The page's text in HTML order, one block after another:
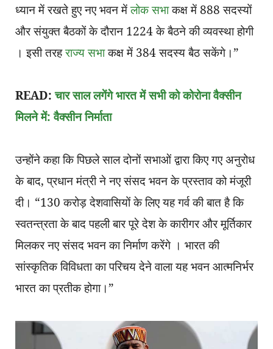
ध्यान में रखते हुए नए भवन मेंलोक सभाकक्ष में 888 सदस्यों
और संयुक्त बैठकों के दौरान 1224 के बैठने की व्यवस्था होगी
। इसी तरहराज्य सभाकक्ष में 384 सदस्य बैठ सकेंगे।”
READ:चार साल लगेंगे भारत में सभी को कोरोना वैक्सीन
मिलने में: वैक्सीन निर्माता
उन्होंने कहा कि पिछले साल दोनों सभाओं द्वारा किए गए अनुरोध
के बाद, प्रधान मंत्री ने नए संसद भवन के प्रस्ताव को मंजूरी
दी। “130 करोड़ देशवासियों के लिए यह गर्व की बात है कि
स्वतन्त्रता के बाद पहली बार पूरे देश के कारीगर और मूर्तिकार
मिलकर नए संसद भवन का निर्माण करेंगे । भारत की
सांस्कृतिक विविधता का परिचय देने वाला यह भवन आत्मनिर्भर
भारत का प्रतीक होगा।”